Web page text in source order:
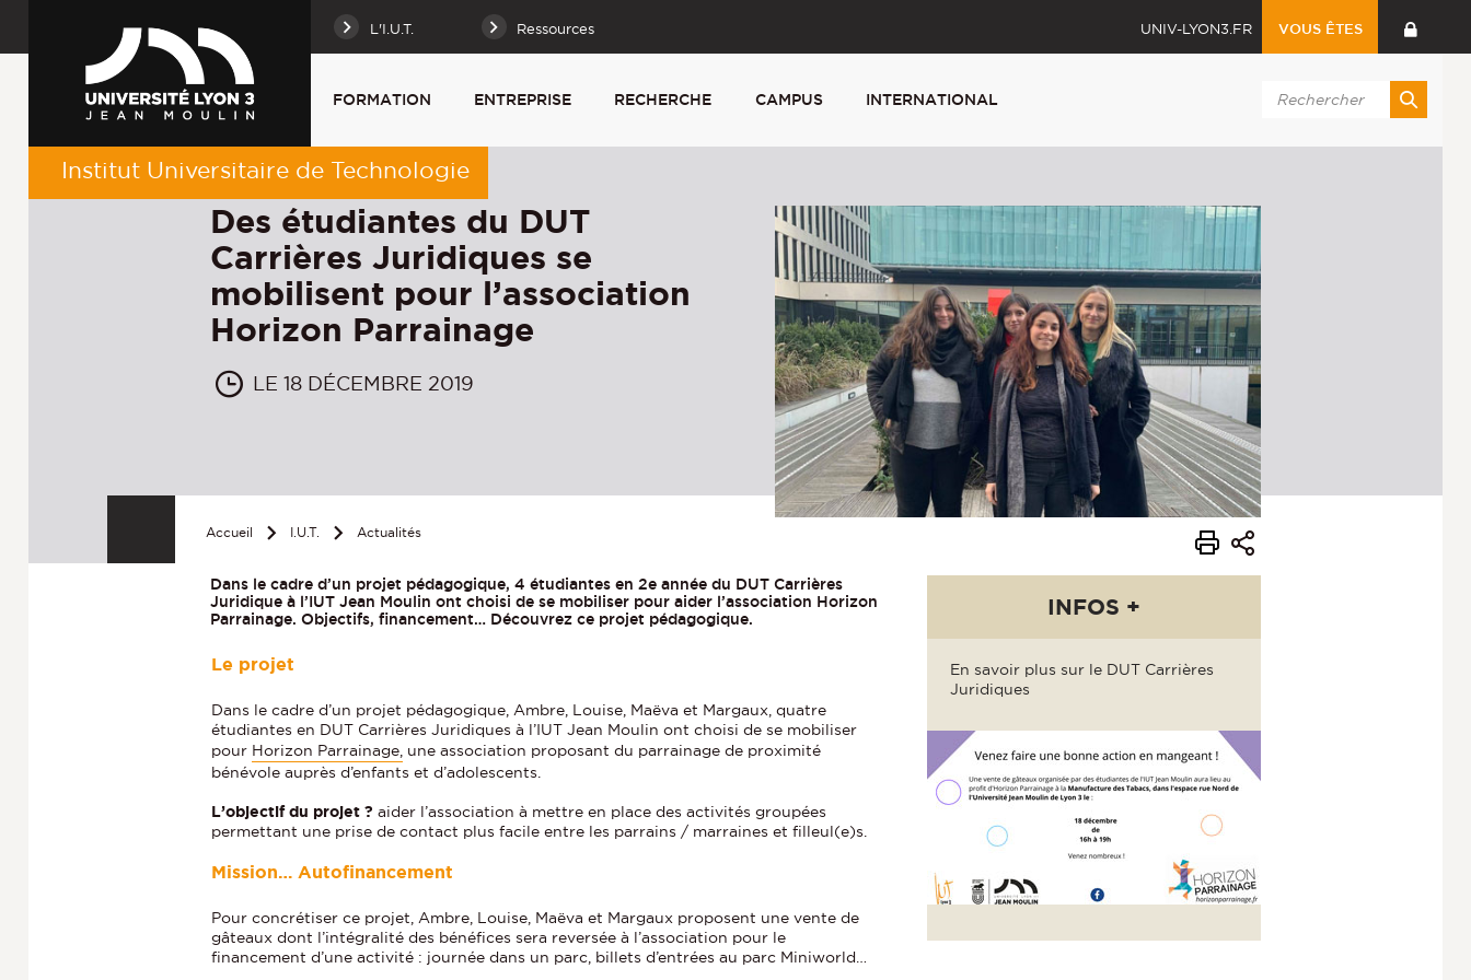
L'I.U.T. Ressources UNIV-LYON3.FR VOUS ÊTES
FORMATION ENTREPRISE RECHERCHE CAMPUS INTERNATIONAL
Institut Universitaire de Technologie
Des étudiantes du DUT
Carrières Juridiques se
mobilisent pour l’association
Horizon Parrainage
LE 18 DÉCEMBRE 2019
Accueil I.U.T. Actualités
Dans le cadre d’un projet pédagogique, 4 étudiantes en 2e année du DUT Carrières
Juridique à l’IUT Jean Moulin ont choisi de se mobiliser pour aider l’association Horizon
Parrainage. Objectifs, financement… Découvrez ce projet pédagogique.
Le projet
Dans le cadre d’un projet pédagogique, Ambre, Louise, Maëva et Margaux, quatre
étudiantes en DUT Carrières Juridiques à l’IUT Jean Moulin ont choisi de se mobiliser
pour Horizon Parrainage, une association proposant du parrainage de proximité
bénévole auprès d’enfants et d’adolescents.
L’objectif du projet ?aider l’association à mettre en place des activités groupées
permettant une prise de contact plus facile entre les parrains / marraines et filleul(e)s.
Mission… Autofinancement
Pour concrétiser ce projet, Ambre, Louise, Maëva et Margaux proposent une vente de
gâteaux dont l’intégralité des bénéfices sera reversée à l’association pour le
financement d’une activité : journée dans un parc, billets d’entrées au parc Miniworld…
INFOS +
En savoir plus sur le DUT Carrières
Juridiques